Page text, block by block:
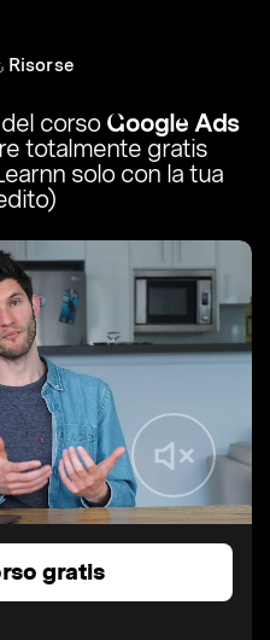
Risorse
corsoGoogle Ads
totalmente gratis
solo con la tua
gratis